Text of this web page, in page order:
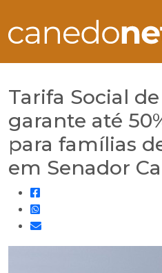
Tarifa Social
garante até
para famílias
em Senador